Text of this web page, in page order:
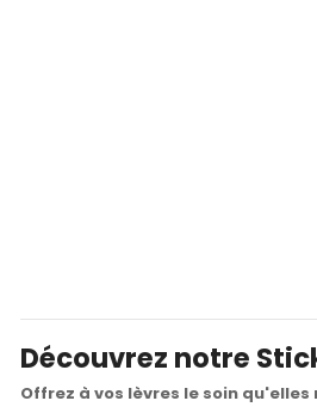
Découvrez notre
Offrez à vos lèvres le soin